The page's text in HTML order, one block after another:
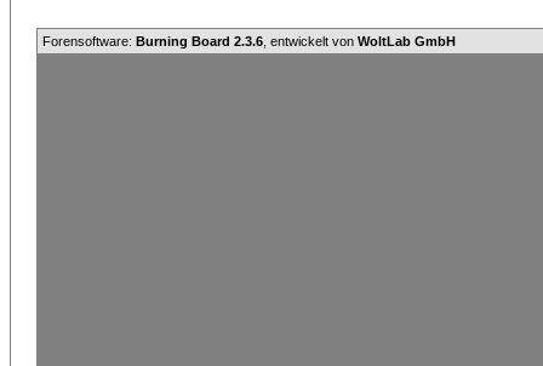
Forensoftware: Burning Board 2.3.6 , entwickelt von WoltLab GmbH